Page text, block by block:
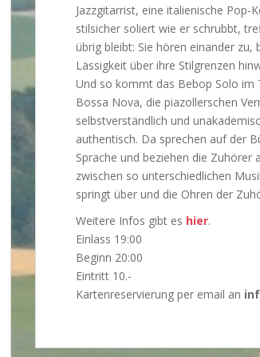
Jazzgitarrist, eine italienische
stilsicher soliert wie er schrubbt,
übrig bleibt: Sie hören einander
Lässigkeit über ihre Stilgrenzen
Und so kommt das Bebop Solo im
Bossa Nova, die piazollerschen
selbstverständlich und
authentisch. Da sprechen auf der
Sprache und beziehen die Zuhörer
zwischen so unterschiedlichen
springt über und die Ohren der
Weitere Infos gibt es hier.
Einlass 19:00
Beginn 20:00
Eintritt 10.-
Kartenreservierung per email an